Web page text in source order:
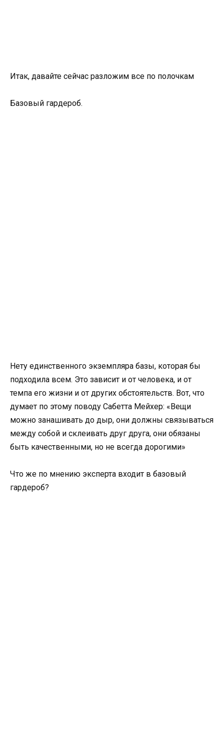
Итак, давайте сейчас разложим все по полочкам
Базовый гардероб.
Нету единственного экземпляра базы, которая бы
подходила всем. Это зависит и от человека, и от
темпа его жизни и от других обстоятельств. Вот, что
думает по этому поводу Сабетта Мейхер: «Вещи
можно занашивать до дыр, они должны связываться
между собой и склеивать друг друга, они обязаны
быть качественными, но не всегда дорогими»
Что же по мнению эксперта входит в базовый
гардероб?